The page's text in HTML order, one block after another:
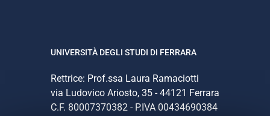
UNIVERSITÀ DEGLI STUDI DI FERRARA
Rettrice: Prof.ssa Laura Ramaciotti
via Ludovico Ariosto, 35 - 44121 Ferrara
C.F. 80007370382 - P.IVA 00434690384